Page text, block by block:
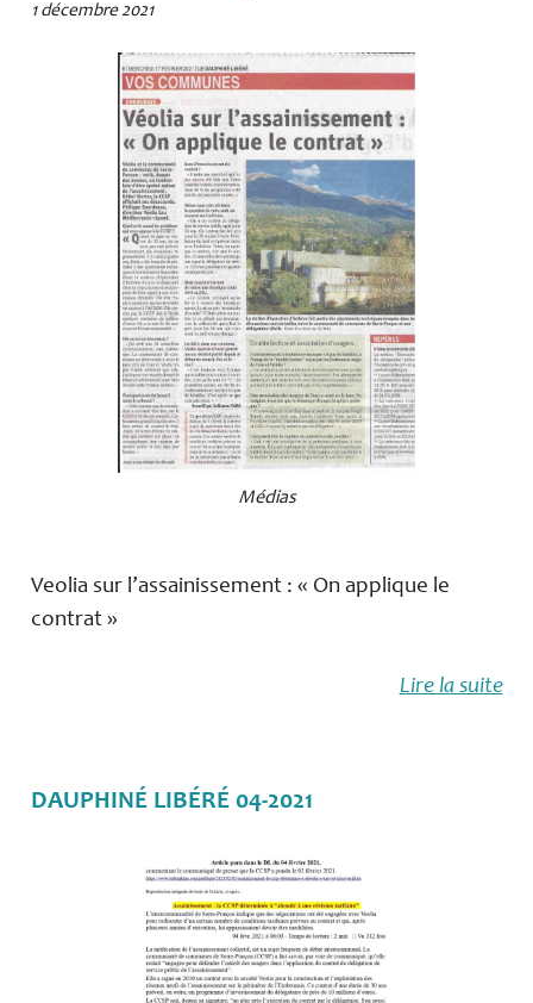
1 décembre 2021
Médias
Veolia sur l’assainissement : « On applique le
contrat »
Lire la suite
DAUPHINÉ LIBÉRÉ 04-2021